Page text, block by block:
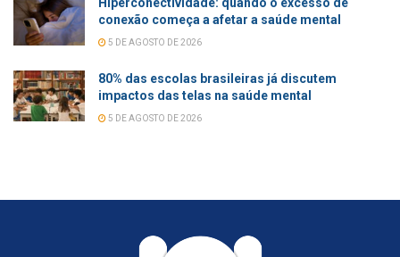
conexão começa a afetar a saúde mental
5 DE AGOSTO DE 2026
80% das escolas brasileiras já discutem
impactos das telas na saúde mental
5 DE AGOSTO DE 2026